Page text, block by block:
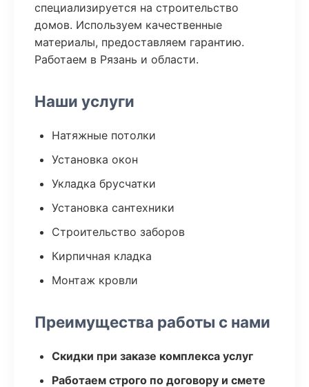
специализируется на строительство
домов. Используем качественные
материалы, предоставляем гарантию.
Работаем в Рязань и области.
Наши услуги
Натяжные потолки
Установка окон
Укладка брусчатки
Установка сантехники
Строительство заборов
Кирпичная кладка
Монтаж кровли
Преимущества работы с нами
Скидки при заказе комплекса услуг
Работаем строго по договору и смете